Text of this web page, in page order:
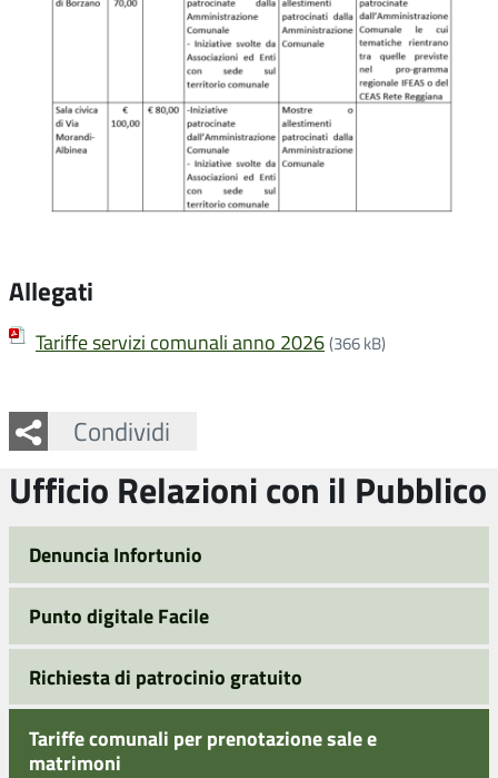
Allegati
Tariffe servizi comunali anno 2026(366 kB)
Condividi
Facebook
Twitter
Whatsapp
Ufficio Relazioni con il Pubblico
Denuncia Infortunio
Punto digitale Facile
Richiesta di patrocinio gratuito
Tariffe comunali per prenotazione sale e
matrimoni